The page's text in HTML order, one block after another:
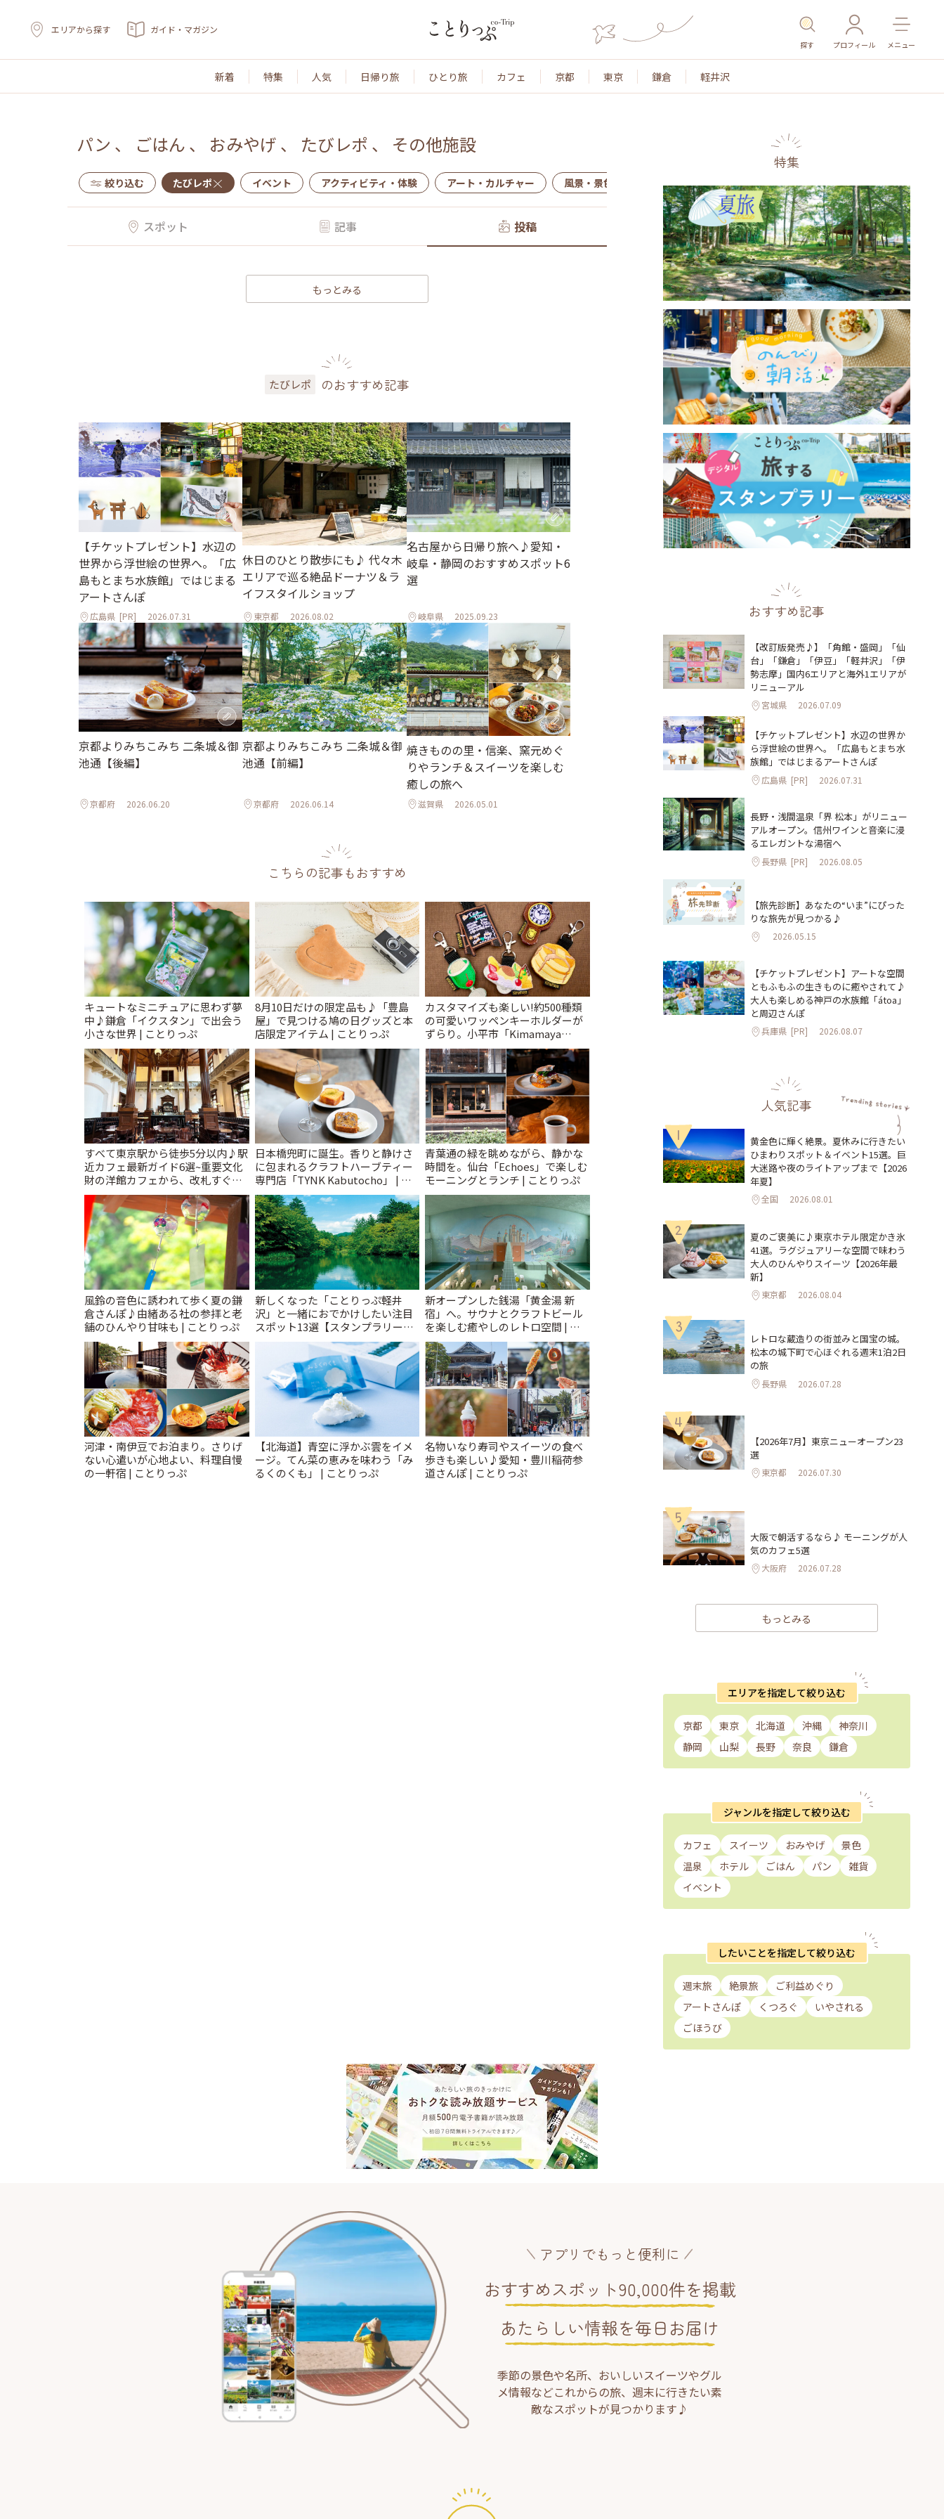
エリアから探す ガイド・マガジン
探す プロフィール メニュー
新着 特集 人気 日帰り旅 ひとり旅 カフェ 京都 東京 鎌倉 軽井沢
パン 、 ごはん 、 おみやげ 、 たびレポ 、 その他施設
絞り込む たびレポ イベント アクティビティ・体験 アート・カルチャー 風景・景色 名所・旧跡 温泉・スパ その他施設 ごはん
スポット 記事 投稿
もっとみる
たびレポ のおすすめ記事
【チケットプレゼント】水辺の
世界から浮世絵の世界へ。「広
島もとまち水族館」ではじまる
アートさんぽ
広島県 [PR] 2026.07.31
休日のひとり散歩にも♪ 代々木
エリアで巡る絶品ドーナツ＆ラ
イフスタイルショップ
東京都 2026.08.02
名古屋から日帰り旅へ♪愛知・
岐阜・静岡のおすすめスポット6
選
岐阜県 2025.09.23
京都よりみちこみち 二条城＆御
池通【後編】
京都府 2026.06.20
京都よりみちこみち 二条城＆御
池通【前編】
京都府 2026.06.14
焼きものの里・信楽、窯元めぐ
りやランチ＆スイーツを楽しむ
癒しの旅へ
滋賀県 2026.05.01
こちらの記事もおすすめ
キュートなミニチュアに思わず夢
中♪鎌倉「イクスタン」で出会う
小さな世界 | ことりっぷ
8月10日だけの限定品も♪「豊島
屋」で見つける鳩の日グッズと本
店限定アイテム | ことりっぷ
カスタマイズも楽しい!約500種類
の可愛いワッペンキーホルダーが
ずらり。小平市「Kimamaya
T&K」 | ことりっぷ
すべて東京駅から徒歩5分以内♪駅
近カフェ最新ガイド6選~重要文化
財の洋館カフェから、改札すぐの
レトロ喫茶まで~ | ことりっぷ
日本橋兜町に誕生。香りと静けさ
に包まれるクラフトハーブティー
専門店「TYNK Kabutocho」 | こ
とりっぷ
青葉通の緑を眺めながら、静かな
時間を。仙台「Echoes」で楽しむ
モーニングとランチ | ことりっぷ
風鈴の音色に誘われて歩く夏の鎌
倉さんぽ♪由緒ある社の参拝と老
舗のひんやり甘味も | ことりっぷ
新しくなった「ことりっぷ軽井
沢」と一緒におでかけしたい注目
スポット13選【スタンプラリー開
催中】 | ことりっぷ
新オープンした銭湯「黄金湯 新
宿」へ。サウナとクラフトビール
を楽しむ癒やしのレトロ空間 | こ
とりっぷ
河津・南伊豆でお泊まり。さりげ
ない心遣いが心地よい、料理自慢
の一軒宿 | ことりっぷ
【北海道】青空に浮かぶ雲をイメ
ージ。てん菜の恵みを味わう「み
るくのくも」 | ことりっぷ
名物いなり寿司やスイーツの食べ
歩きも楽しい♪愛知・豊川稲荷参
道さんぽ | ことりっぷ
特集
おすすめ記事
【改訂版発売♪】「角館・盛岡」「仙
台」「鎌倉」「伊豆」「軽井沢」「伊
勢志摩」国内6エリアと海外1エリアが
リニューアル
宮城県 2026.07.09
【チケットプレゼント】水辺の世界か
ら浮世絵の世界へ。「広島もとまち水
族館」ではじまるアートさんぽ
広島県 [PR] 2026.07.31
長野・浅間温泉「界 松本」がリニュー
アルオープン。信州ワインと音楽に浸
るエレガントな湯宿へ
長野県 [PR] 2026.08.05
【旅先診断】あなたの“いま”にぴった
りな旅先が見つかる♪
2026.05.15
【チケットプレゼント】アートな空間
ともふもふの生きものに癒やされて♪
大人も楽しめる神戸の水族館「átoa」
と周辺さんぽ
兵庫県 [PR] 2026.08.07
人気記事
1
黄金色に輝く絶景。夏休みに行きたい
ひまわりスポット＆イベント15選。巨
大迷路や夜のライトアップまで【2026
年夏】
全国 2026.08.01
2
夏のご褒美に♪東京ホテル限定かき氷
41選。ラグジュアリーな空間で味わう
大人のひんやりスイーツ【2026年最
新】
東京都 2026.08.04
3
レトロな蔵造りの街並みと国宝の城。
松本の城下町で心ほぐれる週末1泊2日
の旅
長野県 2026.07.28
4
【2026年7月】東京ニューオープン23
選
東京都 2026.07.30
5
大阪で朝活するなら♪ モーニングが人
気のカフェ5選
大阪府 2026.07.28
もっとみる
エリアを指定して絞り込む
京都 東京 北海道 沖縄
神奈川
静岡
山梨 長野 奈良 鎌倉
ジャンルを指定して絞り込む
カフェ スイーツ おみやげ
景色
温泉
ホテル ごはん パン
雑貨
イベント
したいことを指定して絞り込む
週末旅 絶景旅
ご利益めぐり
アートさんぽ
くつろぐ
いやされる
ごほうび
アプリでもっと便利に
おすすめスポット90,000件を掲載
あたらしい情報を毎日お届け
季節の景色や名所、おいしいスイーツやグル
メ情報などこれからの旅、週末に行きたい素
敵なスポットが見つかります♪